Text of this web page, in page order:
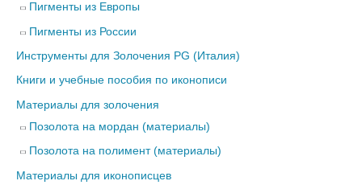
Пигменты из Европы
Пигменты из России
Инструменты для Золочения PG (Италия)
Книги и учебные пособия по иконописи
Материалы для золочения
Позолота на мордан (материалы)
Позолота на полимент (материалы)
Материалы для иконописцев